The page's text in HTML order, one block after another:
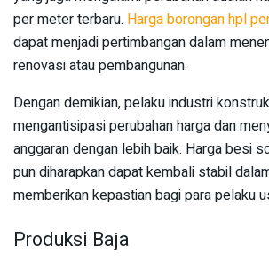
per meter terbaru. Harga borongan hpl
dapat menjadi pertimbangan dalam
renovasi atau pembangunan.
Dengan demikian, pelaku industri
mengantisipasi perubahan harga dan
anggaran dengan lebih baik. Harga besi
pun diharapkan dapat kembali stabil
memberikan kepastian bagi para pelaku
Produksi Baja